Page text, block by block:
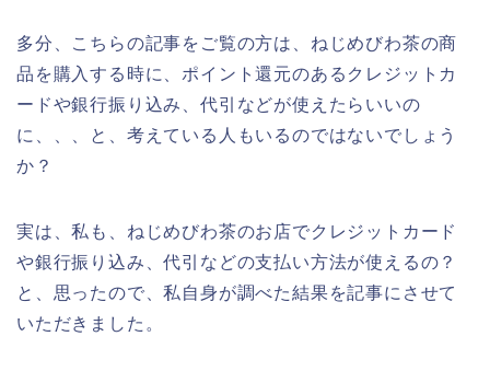
多分、こちらの記事をご覧の方は、ねじめびわ茶の商
品を購入する時に、ポイント還元のあるクレジットカ
ードや銀行振り込み、代引などが使えたらいいの
に、、、と、考えている人もいるのではないでしょう
か？
実は、私も、ねじめびわ茶のお店でクレジットカード
や銀行振り込み、代引などの支払い方法が使えるの？
と、思ったので、私自身が調べた結果を記事にさせて
いただきました。